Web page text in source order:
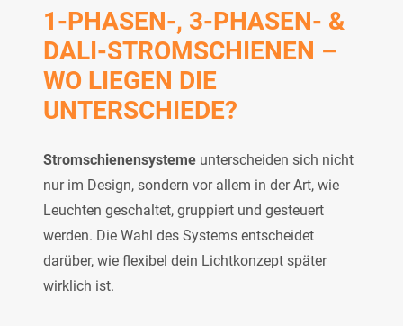
1-PHASEN-, 3-PHASEN- &
DALI-STROMSCHIENEN –
WO LIEGEN DIE
UNTERSCHIEDE?
Stromschienensysteme unterscheiden sich nicht
nur im Design, sondern vor allem in der Art, wie
Leuchten geschaltet, gruppiert und gesteuert
werden. Die Wahl des Systems entscheidet
darüber, wie flexibel dein Lichtkonzept später
wirklich ist.